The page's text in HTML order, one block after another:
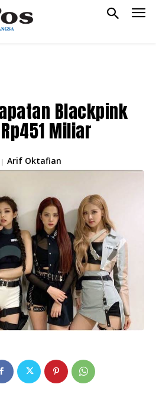
Blackpink
Miliar
| Arif Oktafian